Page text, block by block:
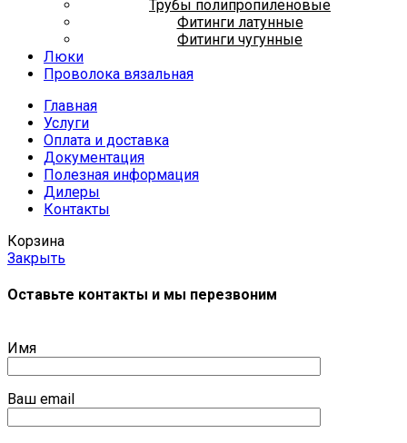
Трубы полипропиленовые
Фитинги латунные
Фитинги чугунные
Люки
Проволока вязальная
Главная
Услуги
Оплата и доставка
Документация
Полезная информация
Дилеры
Контакты
Корзина
Закрыть
Оставьте контакты и мы перезвоним
Имя
Ваш email